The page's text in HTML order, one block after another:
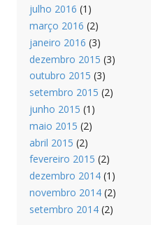
julho 2016 (1)
março 2016 (2)
janeiro 2016 (3)
dezembro 2015 (3)
outubro 2015 (3)
setembro 2015 (2)
junho 2015 (1)
maio 2015 (2)
abril 2015 (2)
fevereiro 2015 (2)
dezembro 2014(1)
novembro 2014(2)
setembro 2014(2)